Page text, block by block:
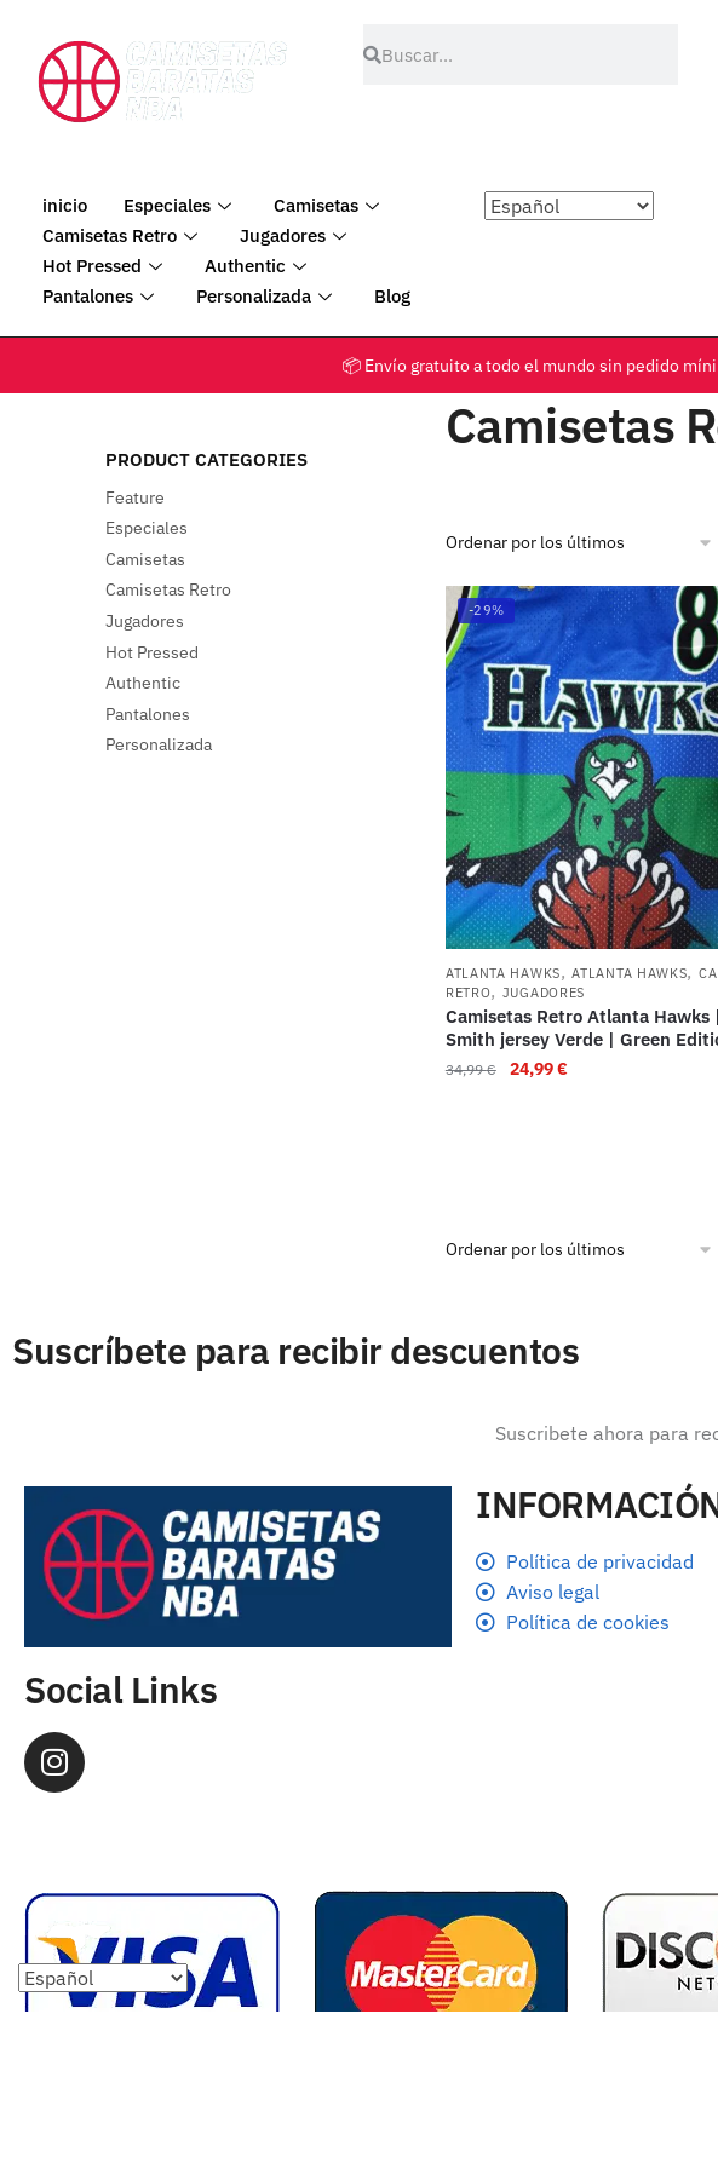
inicio Especiales
Camisetas
Camisetas Retro
Jugadores
Hot Pressed
Authentic
Pantalones
Personalizada Blog
📦 Envío gratuito a todo el mundo sin pedido
Camisetas
-29%
ATLANTA HAWKS,ATLANTA HAWKS,
RETRO, JUGADORES
Camisetas Retro Atlanta Hawks
Smith jersey Verde | Green
34,99€ 24,99€
PRODUCT CATEGORIES
Feature
Especiales
Camisetas
Camisetas Retro
Jugadores
Hot Pressed
Authentic
Pantalones
Personalizada
Suscríbete para recibir descuentos
Social Links
Política de privacidad
Aviso legal
Política de cookies